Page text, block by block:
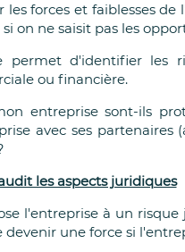
les forces et faiblesses
on ne saisit pas les
permet d'identifier les
ou financière.
entreprise sont-ils
avec ses partenaires
les aspects juridiques
l'entreprise à un
une force si